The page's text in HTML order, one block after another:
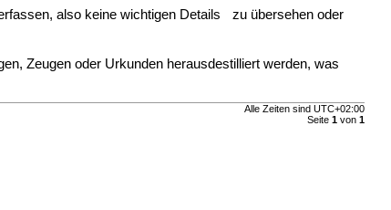
also keine wichtigen Details zu übersehen oder
Zeugen oder Urkunden herausdestilliert werden, was
Alle Zeiten sind UTC+02:00
Seite 1von 1